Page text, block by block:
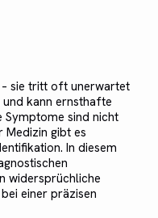
sie tritt oft unerwartet
kann ernsthafte
Symptome sind nicht
Medizin gibt es
In diesem
widersprüchliche
einer präzisen